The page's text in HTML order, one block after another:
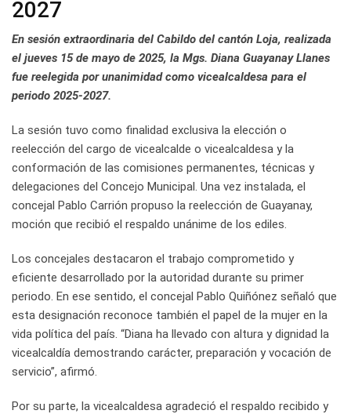
2027
En sesión extraordinaria del Cabildo del cantón Loja, realizada
el jueves 15 de mayo de 2025, la Mgs. Diana Guayanay Llanes
fue reelegida por unanimidad como vicealcaldesa para el
periodo 2025-2027.
La sesión tuvo como finalidad exclusiva la elección o
reelección del cargo de vicealcalde o vicealcaldesa y la
conformación de las comisiones permanentes, técnicas y
delegaciones del Concejo Municipal. Una vez instalada, el
concejal Pablo Carrión propuso la reelección de Guayanay,
moción que recibió el respaldo unánime de los ediles.
Los concejales destacaron el trabajo comprometido y
eficiente desarrollado por la autoridad durante su primer
periodo. En ese sentido, el concejal Pablo Quiñónez señaló que
esta designación reconoce también el papel de la mujer en la
vida política del país. “Diana ha llevado con altura y dignidad la
vicealcaldía demostrando carácter, preparación y vocación de
servicio”, afirmó.
Por su parte, la vicealcaldesa agradeció el respaldo recibido y